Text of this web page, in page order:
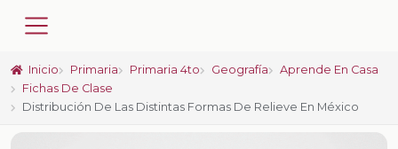
Inicio Primaria Primaria 4to Geografía
Aprende En Casa
Fichas De Clase
Distribución De Las Distintas Formas De Relieve En México